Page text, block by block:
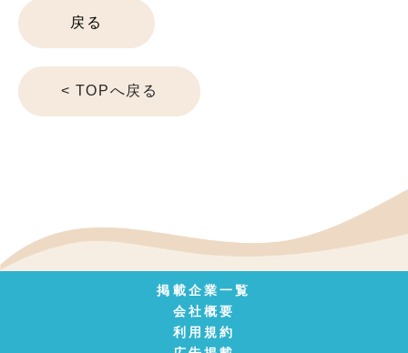
戻る
< TOPへ戻る
掲載企業一覧
会社概要
利用規約